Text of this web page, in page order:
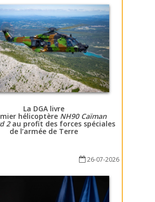
La DGA livre
hélicoptère NH90 Caïman
2au profit des forces spéciales
de l’armée de Terre
26-07-2026